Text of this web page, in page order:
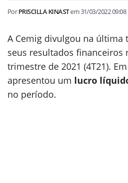
PorPRISCILLA KINASTem31/03/2022 09:08
A Cemig divulgou na última
seus resultados financeiros
trimestre de 2021 (4T21).
apresentou um lucro
no período.